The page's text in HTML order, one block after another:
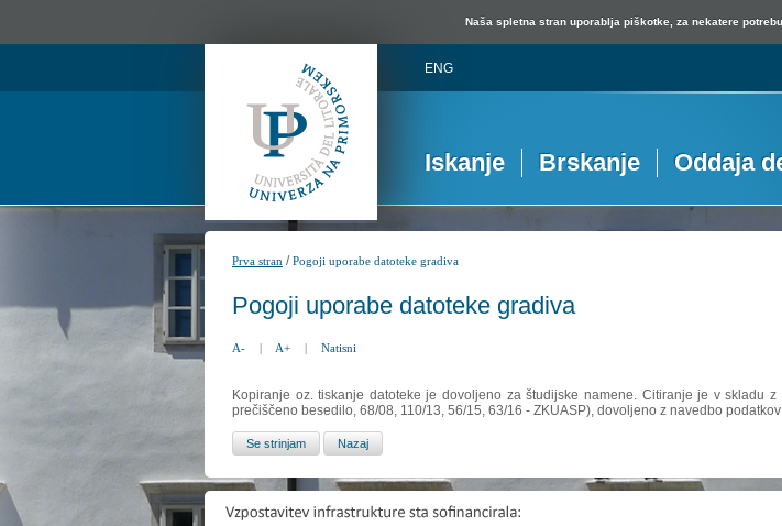
Naša spletna stran uporablja piškotke, za nekatere
ENG
Iskanje Brskanje Oddaja
Prva stran /Pogoji uporabe datoteke gradiva
Pogoji uporabe datoteke gradiva
A- | A+ | Natisni
Kopiranje oz. tiskanje datoteke je dovoljeno za študijske namene. Citiranje je v skladu
prečiščeno besedilo, 68/08, 110/13, 56/15, 63/16 - ZKUASP), dovoljeno z navedbo podatkov